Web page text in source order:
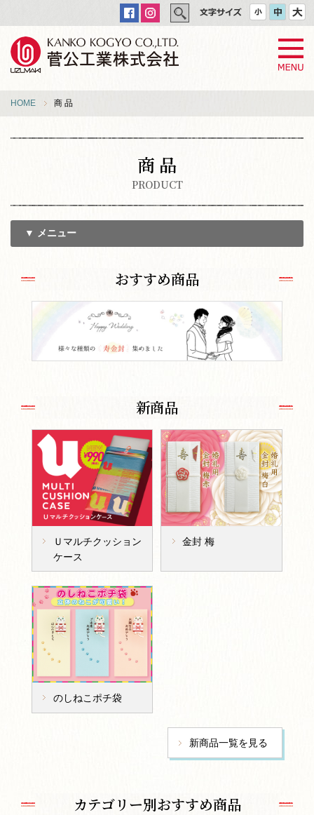
HOME 商 品
商 品
PRODUCT
▼ メニュー
おすすめ商品
新商品
Ｕマルチクッション
ケース
金封 梅
のしねこポチ袋
新商品一覧を見る
カテゴリー別おすすめ商品